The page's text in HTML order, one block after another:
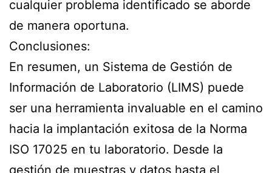
cualquier problema identificado se aborde
de manera oportuna.
Conclusiones:
En resumen, un Sistema de Gestión de
Información de Laboratorio (LIMS) puede
ser una herramienta invaluable en el camino
hacia la implantación exitosa de la Norma
ISO 17025 en tu laboratorio. Desde la
gestión de muestras y datos hasta el